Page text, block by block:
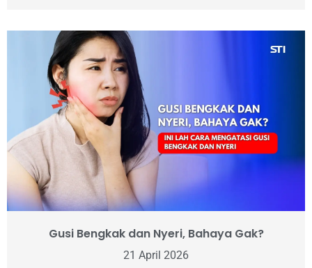
Gusi Bengkak dan Nyeri, Bahaya Gak?
21 April 2026